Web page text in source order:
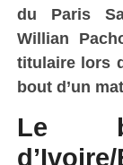
du Paris
Willian
titulaire lors
bout d’un
Le